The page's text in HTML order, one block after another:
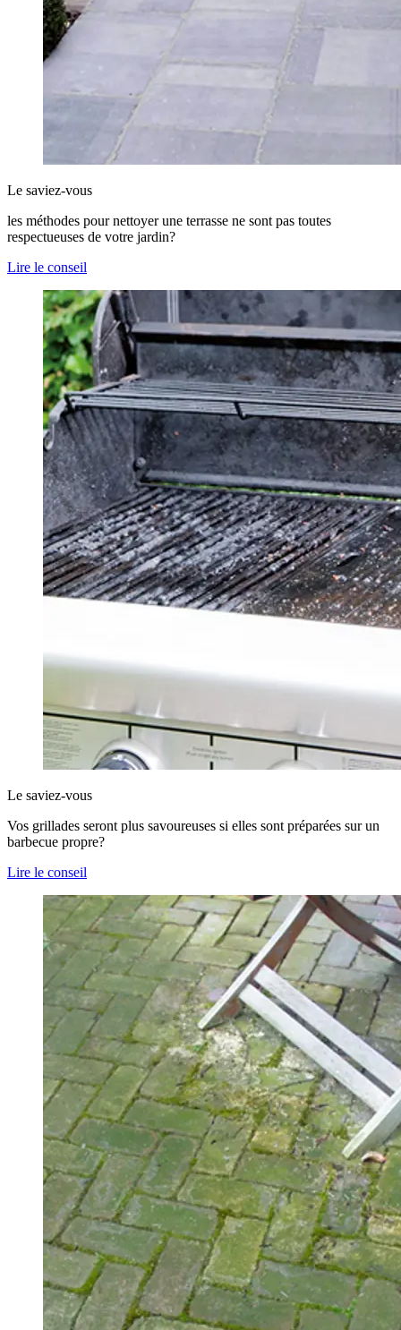
Le saviez-vous
les méthodes pour nettoyer une terrasse ne sont pas toutes
respectueuses de votre jardin?
Lire le conseil
Le saviez-vous
Vos grillades seront plus savoureuses si elles sont préparées sur un
barbecue propre?
Lire le conseil